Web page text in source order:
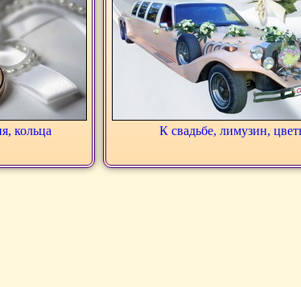
кольца К свадьбе, лимузин,